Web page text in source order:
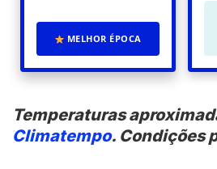
MELHOR ÉPOCA
Temperaturas
Climatempo. Condições